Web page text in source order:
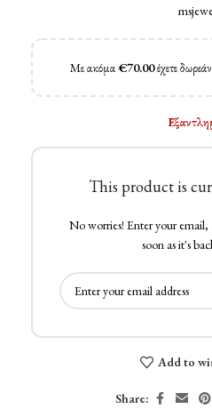
Με ακόμα€70.00έχετε
This product is
No worries! Enter your
soon as it's
Add to
Share: